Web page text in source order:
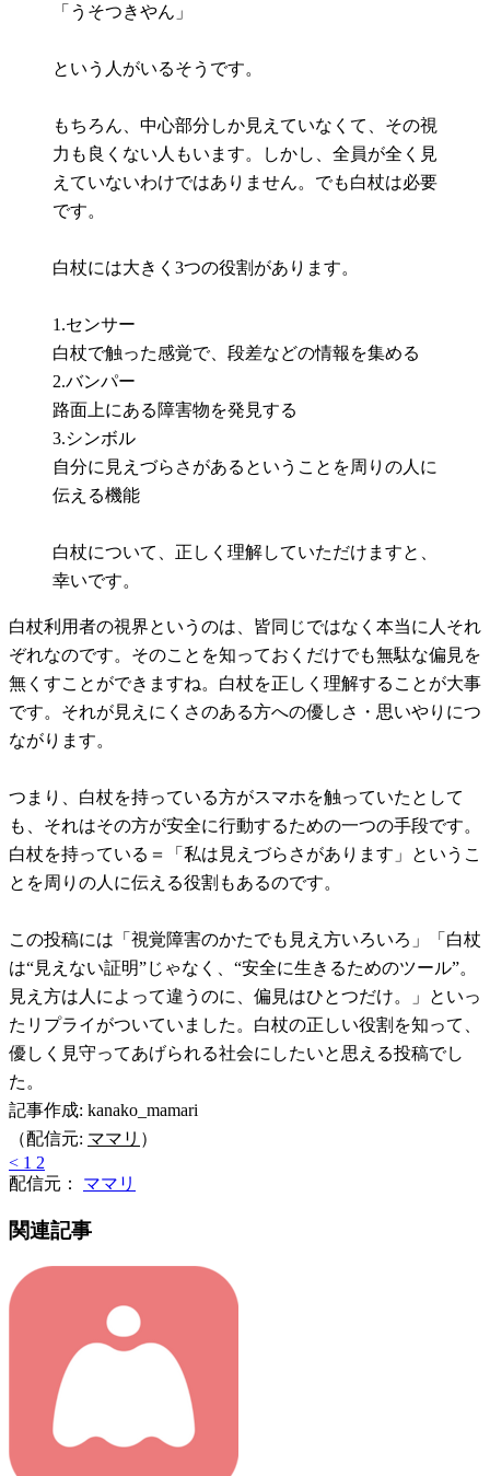
「うそつきやん」
という人がいるそうです。
もちろん、中心部分しか見えていなくて、その視
力も良くない人もいます。しかし、全員が全く見
えていないわけではありません。でも白杖は必要
です。
白杖には大きく3つの役割があります。
1.センサー
白杖で触った感覚で、段差などの情報を集める
2.バンパー
路面上にある障害物を発見する
3.シンボル
自分に見えづらさがあるということを周りの人に
伝える機能
白杖について、正しく理解していただけますと、
幸いです。
白杖利用者の視界というのは、皆同じではなく本当に人それ
ぞれなのです。そのことを知っておくだけでも無駄な偏見を
無くすことができますね。白杖を正しく理解することが大事
です。それが見えにくさのある方への優しさ・思いやりにつ
ながります。
つまり、白杖を持っている方がスマホを触っていたとして
も、それはその方が安全に行動するための一つの手段です。
白杖を持っている＝「私は見えづらさがあります」というこ
とを周りの人に伝える役割もあるのです。
この投稿には「視覚障害のかたでも見え方いろいろ」「白杖
は“見えない証明”じゃなく、“安全に生きるためのツール”。
見え方は人によって違うのに、偏見はひとつだけ。」といっ
たリプライがついていました。白杖の正しい役割を知って、
優しく見守ってあげられる社会にしたいと思える投稿でし
た。
記事作成: kanako_mamari
（配信元: ママリ ）
< 1 2
配信元： ママリ
関連記事